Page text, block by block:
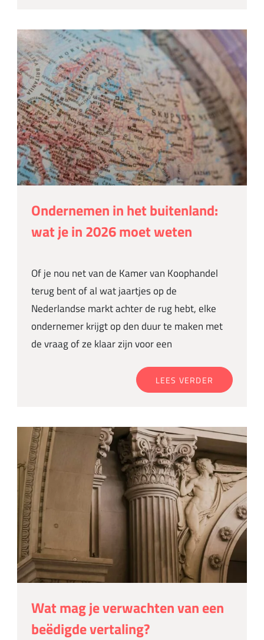
Ondernemen in het buitenland:
wat je in 2026 moet weten
Of je nou net van de Kamer van Koophandel
terug bent of al wat jaartjes op de
Nederlandse markt achter de rug hebt, elke
ondernemer krijgt op den duur te maken met
de vraag of ze klaar zijn voor een
LEES VERDER
Wat mag je verwachten van een
beëdigde vertaling?